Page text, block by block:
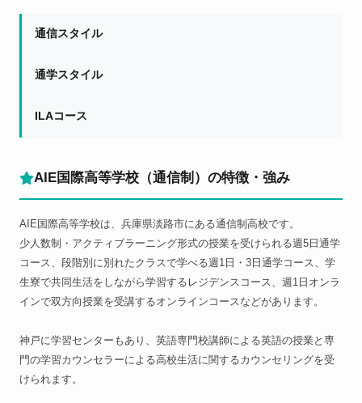
通信スタイル
通学スタイル
ILAコース
AIE国際高等学校（通信制）の特徴・強み
AIE国際高等学校は、兵庫県淡路市にある通信制高校です。
少人数制・アクティブラーニング形式の授業を受けられる週5日通学
コース、段階別に別れたクラスで学べる週1日・3日通学コース、学
生寮で共同生活をしながら学習するレジデンスコース、週1日オンラ
インで双方向授業を受講するオンラインコースなどがあります。
神戸に学習センターもあり、英語専門校講師による英語の授業と専
門の学習カウンセラーによる高校生活に関するカウンセリングを受
けられます。